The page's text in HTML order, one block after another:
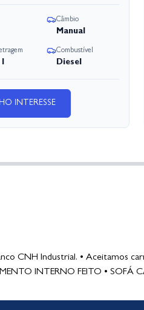
Câmbio
Manual
Combustível
Diesel
INTERESSE
CNH Industrial. • Aceitamos
INTERNO FEITO • SOFÁ